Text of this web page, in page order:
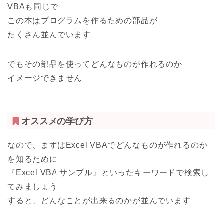
VBAも同じで
この本はプログラムを作るための部品が
たくさん並んでいます
でもその部品を使ってどんなものが作れるのか
イメージできません
オススメの学び方
なので、まずはExcel VBAでどんなものが作れるのか
を知るために
『Excel VBA サンプル』
といったキーワードで検索し
てみましょう
すると、どんなことが出来るのかが並んでいます